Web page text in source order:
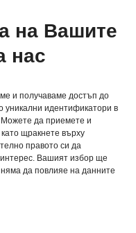
на Вашите
нас
и получаваме достъп до
уникални идентификатори в
Можете да приемете и
щракнете върху
правото си да
интерес. Вашият избор ще
да повлияе на данните
мазнини: Какво
да знаете и защо е
за здравето ви?